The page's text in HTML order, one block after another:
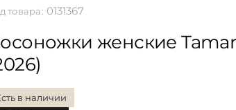
товара: 0131367
женские
в наличии